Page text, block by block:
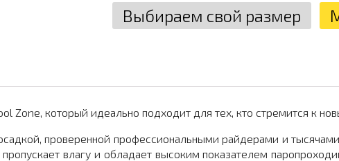
CoolZone
LIMAN
KN1142/30/2/64/43
Выбираем свой размер
Zone, который идеально подходит для тех, кто стремится к
проверенной профессиональными райдерами и
влагу и обладает высоким показателем